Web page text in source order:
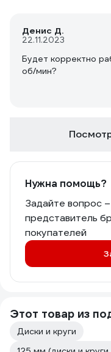
Денис Д.
22.11.2023
Будет корректно
об/мин?
Нужна помощь?
Задайте вопрос
представитель
покупателей
Этот товар из
Диски и круги